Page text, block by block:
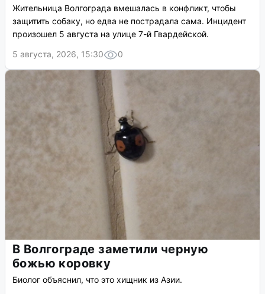
Жительница Волгограда вмешалась в конфликт, чтобы
защитить собаку, но едва не пострадала сама. Инцидент
произошел 5 августа на улице 7-й Гвардейской.
5 августа, 2026, 15:30
0
В Волгограде заметили черную
божью коровку
Биолог объяснил, что это хищник из Азии.